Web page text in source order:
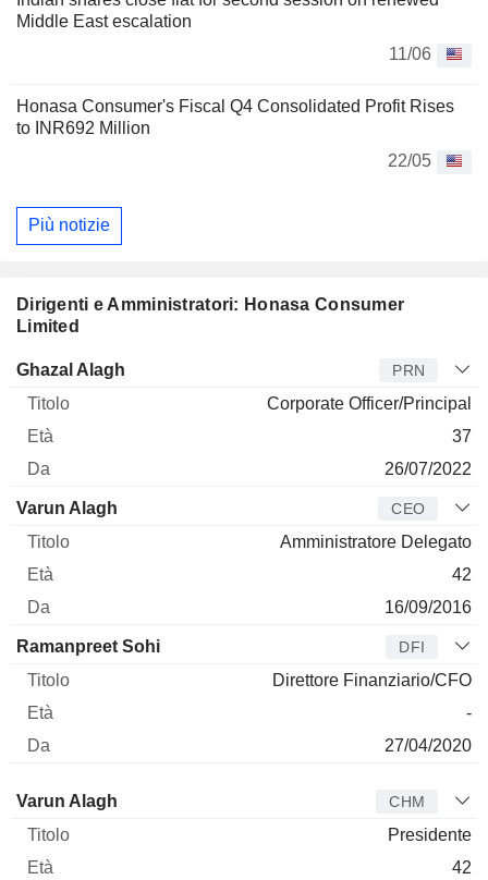
Middle East escalation
11/06
Honasa Consumer's Fiscal Q4 Consolidated Profit Rises
to INR692 Million
22/05
Più notizie
Dirigenti e Amministratori: Honasa Consumer
Limited
Manager Titolo
Ghazal Alagh PRN
Corporate Officer/Principal
37
26/07/2022
Varun Alagh CEO
Amministratore Delegato
42
16/09/2016
Ramanpreet Sohi DFI
Direttore Finanziario/CFO
-
27/04/2020
Amministratore
Varun Alagh CHM
Presidente
42